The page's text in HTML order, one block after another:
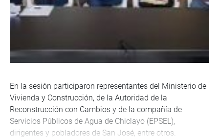
En la sesión participaron representantes del Ministerio de
Vivienda y Construcción, de la Autoridad de la
Reconstrucción con Cambios y de la compañía de
Servicios Públicos de Agua de Chiclayo (EPSEL),
dirigentes y pobladores de San José, entre otros.